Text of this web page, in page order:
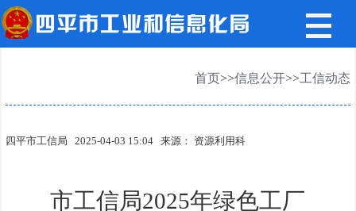
首页>>信息公开>>工信动态
四平市工信局 2025-04-03 15:04 来源： 资源利用科
市工信局2025年绿色工厂